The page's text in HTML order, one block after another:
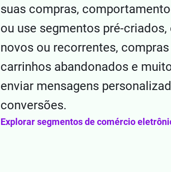
suas compras,
ou use segmentos pré-
novos ou recorrentes,
carrinhos abandonados e
enviar mensagens
conversões.
Explorar segmentos de comércio